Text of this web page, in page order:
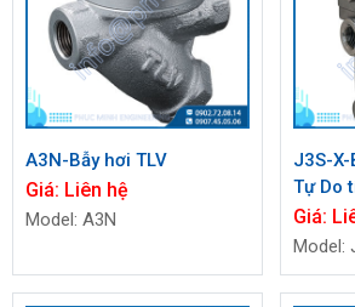
A3N-Bẫy hơi TLV
Giá: Liên hệ
Model: A3N
J3S-
Tự Do
Giá:
Model: